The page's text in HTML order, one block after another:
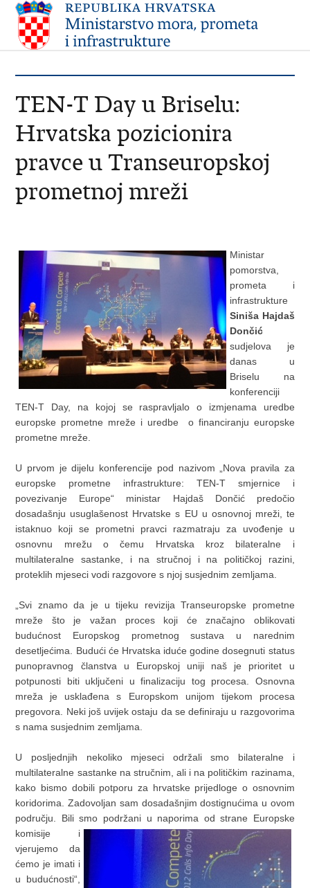
TEN-T Day u Briselu:
Hrvatska pozicionira
pravce u Transeuropskoj
prometnoj mreži
Ministar
pomorstva,
prometa i
infrastrukture
Siniša Hajdaš
Dončić
sudjelova je
danas u
Briselu na
konferenciji
TEN-T Day, na kojoj se raspravljalo o izmjenama uredbe
europske prometne mreže i uredbe o financiranju europske
prometne mreže.
U prvom je dijelu konferencije pod nazivom „Nova pravila za
europske prometne infrastrukture: TEN-T smjernice i
povezivanje Europe“ ministar Hajdaš Dončić predočio
dosadašnju usuglašenost Hrvatske s EU u osnovnoj mreži, te
istaknuo koji se prometni pravci razmatraju za uvođenje u
osnovnu mrežu o čemu Hrvatska kroz bilateralne i
multilateralne sastanke, i na stručnoj i na političkoj razini,
proteklih mjeseci vodi razgovore s njoj susjednim zemljama.
„Svi znamo da je u tijeku revizija Transeuropske prometne
mreže što je važan proces koji će značajno oblikovati
budućnost Europskog prometnog sustava u narednim
desetljećima. Budući će Hrvatska iduće godine dosegnuti status
punopravnog članstva u Europskoj uniji naš je prioritet u
potpunosti biti uključeni u finalizaciju tog procesa. Osnovna
mreža je usklađena s Europskom unijom tijekom procesa
pregovora. Neki još uvijek ostaju da se definiraju u razgovorima
s nama susjednim zemljama.
U posljednjih nekoliko mjeseci održali smo bilateralne i
multilateralne sastanke na stručnim, ali i na političkim razinama,
kako bismo dobili potporu za hrvatske prijedloge o osnovnim
koridorima. Zadovoljan sam dosadašnjim dostignućima u ovom
području. Bili smo podržani u naporima od strane Europske
komisije i
vjerujemo da
ćemo je imati i
u budućnosti“,